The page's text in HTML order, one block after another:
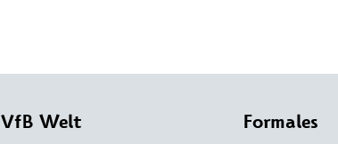
VfB Welt Formales